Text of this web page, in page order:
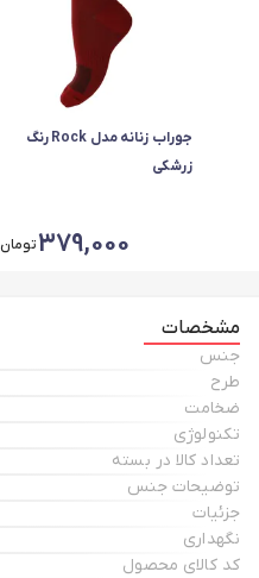
جوراب زنانه مدل Rock رنگ
زرشکی
379,000تومان
مشخصات
جنس
طرح
ضخامت
تکنولوژی
تعداد کالا در بسته
توضیحات جنس
جزئیات
نگهداری
کد کالای محصول